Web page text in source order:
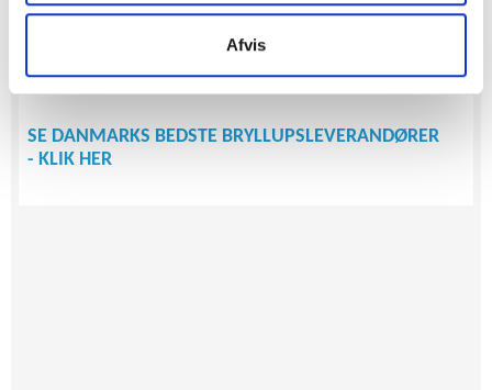
Afvis
Super flot kjole. Jeg vil også mene den er champagne.
SE DANMARKS BEDSTE BRYLLUPSLEVERANDØRER
- KLIK HER